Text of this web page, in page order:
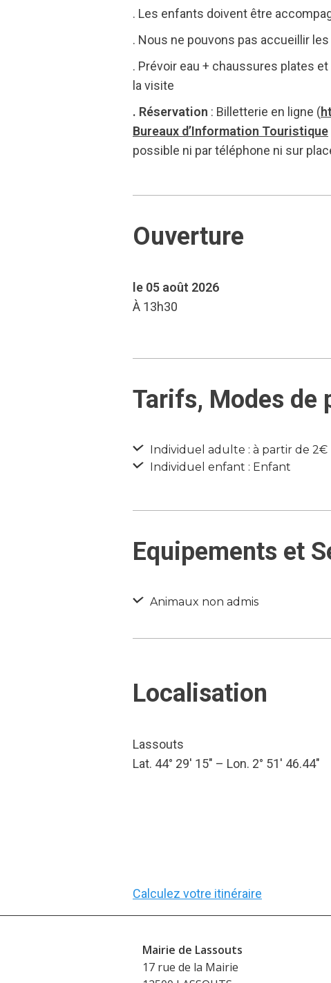
. Les enfants doivent être
. Nous ne pouvons pas accueillir
. Prévoir eau + chaussures plates
la visite
. Réservation : Billetterie en ligne (
Bureaux d’Information Touristique
possible ni par téléphone ni sur
Ouverture
le 05 août 2026
À 13h30
Tarifs, Modes de
Individuel adulte : à partir de 2€
Individuel enfant : Enfant
Equipements et
Animaux non admis
Localisation
Lassouts
Lat. 44° 29′ 15″ – Lon. 2° 51′ 46.44″
Calculez votre itinéraire
Mairie de Lassouts
17 rue de la Mairie